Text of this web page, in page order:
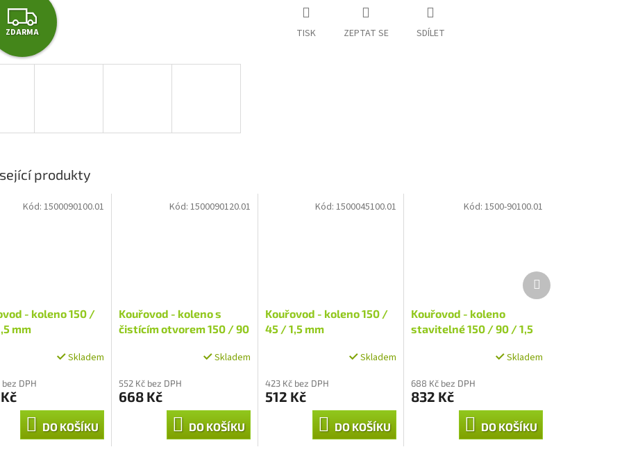
Z
D
M
ZDARMA TISK ZEPTAT SE SDÍLET
produkty
- koleno 150 /
mm
Skladem
DPH
DO KOŠÍKU
Kód: 1500090100.01
Kouřovod - koleno s
čistícím otvorem 150 / 90
Skladem
552 Kč bez DPH
668 Kč
DO KOŠÍKU
Kód: 1500090120.01
Kouřovod - koleno 150 /
45 / 1,5 mm
Skladem
423 Kč bez DPH
512 Kč
DO KOŠÍKU
Kód:1500045100.01
Kouřovod - koleno
stavitelné 150 / 90 / 1,5
Skladem
688 Kč bez DPH
832 Kč
DO KOŠÍKU
Kód: 1500-90100.01
Další
produkt